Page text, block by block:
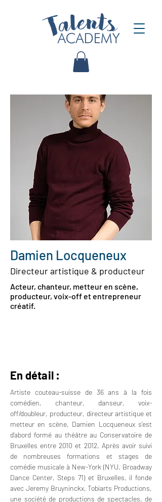
Damien Locqueneux
Directeur artistique & producteur
Acteur, chanteur, metteur en scène,
producteur, voix-off et entrepreneur
créatif.
En détail :
Artiste couteau-suisse de 36 ans à la fois
comédien, chanteur, danseur, voix-
off/doubleur, producteur, directeur artistique et
metteur en scène, Damien Locqueneux s’est
d’abord formé au théâtre au Conservatoire de
Bruxelles entre 2010 et 2012. Après avoir suivi
de nombreuses formations et stages de
comédie musicale à New-York (NYU, Broadway
Dance Center, Steps 71) et Bruxelles, il fonde
avec Jeremy Bruyninckx, Tobiarts Productions,
une société de productions de spectacles, de